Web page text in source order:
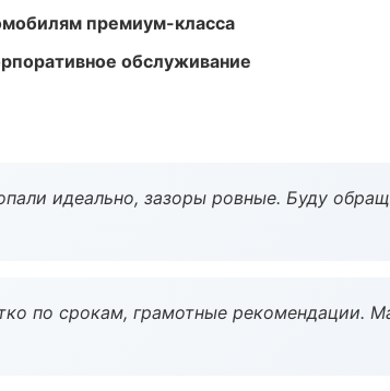
премиум-класса
обслуживание
идеально, зазоры ровные. Буду
по срокам, грамотные рекомендации.